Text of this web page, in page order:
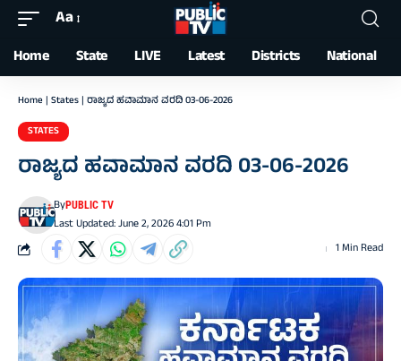
Font
Resizer
Aa
Home State LIVE Latest Districts National
Home | States | ರಾಜ್ಯದ ಹವಾಮಾನ ವರದಿ 03-06-2026
STATES
ರಾಜ್ಯದ ಹವಾಮಾನ ವರದಿ 03-06-2026
Last Updated: June 2, 2026 4:01 Pm
ByPUBLIC TV
1 Min Read